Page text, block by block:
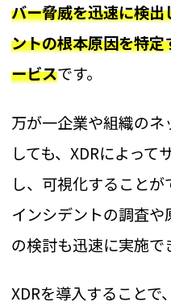
バー脅威を迅速に検
ントの根本原因を特
ービスです。
万が一企業や組織の
しても、XDRによっ
し、可視化すること
インシデントの調査
の検討も迅速に実施で
XDRを導入すること